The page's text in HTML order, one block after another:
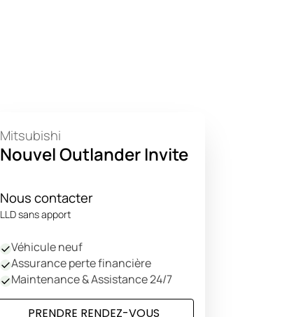
Mitsubishi
Nouvel Outlander Invite
Nous contacter
LLD sans apport
Véhicule neuf
Assurance perte financière
Maintenance & Assistance 24/7
PRENDRE RENDEZ-VOUS